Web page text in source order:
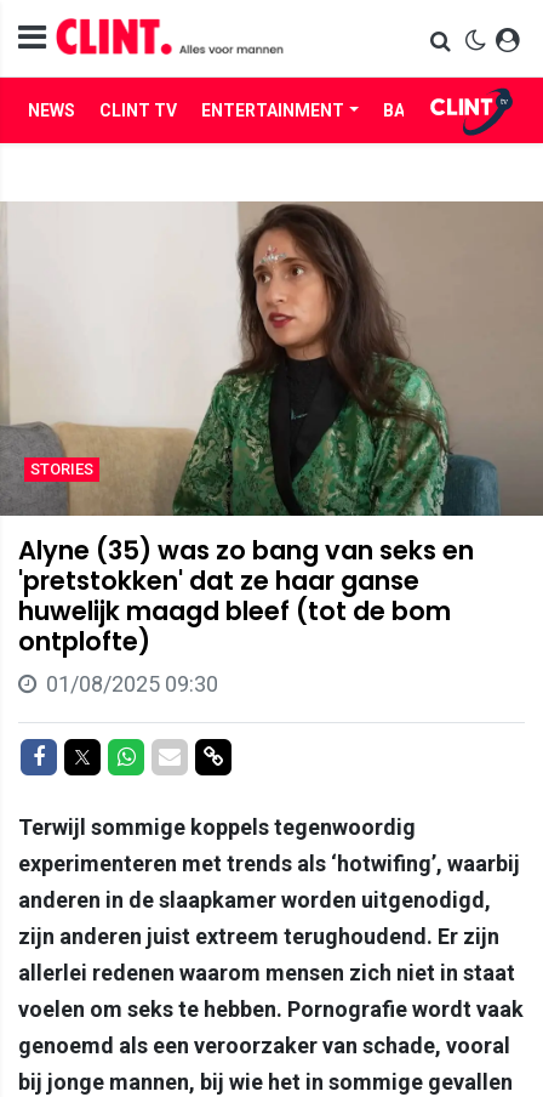
NEWS CLINT TV ENTERTAINMENT BABES LIFE
STORIES
Alyne (35) was zo bang van seks en
'pretstokken' dat ze haar ganse
huwelijk maagd bleef (tot de bom
ontplofte)
01/08/2025 09:30
Delen op Facebook
Delen op Twitter
Delen op Whatsapp
Delen via Mail
Delen via link
Terwijl sommige koppels tegenwoordig
experimenteren met trends als ‘hotwifing’, waarbij
anderen in de slaapkamer worden uitgenodigd,
zijn anderen juist extreem terughoudend. Er zijn
allerlei redenen waarom mensen zich niet in staat
voelen om seks te hebben. Pornografie wordt vaak
genoemd als een veroorzaker van schade, vooral
bij jonge mannen, bij wie het in sommige gevallen